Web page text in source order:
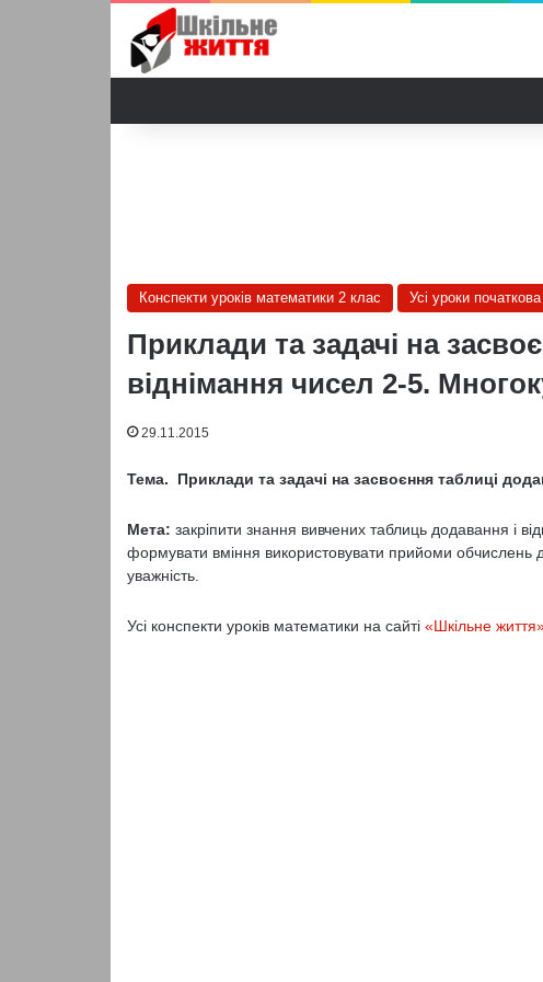
Конспекти уроків математики 2 клас Усі уроки
Приклади та задачі на
віднімання чисел 2-5.
29.11.2015
Тема. Приклади та задачі на засвоєння таблиці
Мета: закріпити знання вивчених таблиць додавання і
формувати вміння використовувати прийоми обчислень
уважність.
Усі конспекти уроків математики на сайті «Шкільне